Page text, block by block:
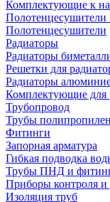
Комплектующие к
Полотенцесушители
Радиаторы
Радиаторы
Решетки для
Радиаторы
Комплектующие для
Трубопровод
Трубы
Фитинги
Запорная арматура
Гибкая подводка
Трубы ПНД и
Приборы контроля и
Изоляция труб